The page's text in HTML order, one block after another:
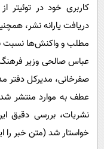
دریافت یارانه نشر،
مطلب و واکنش‌ها نسبت
عباس صالحی وزیر
صفرخانی، مدیرکل دفتر
عطف به موارد منتشر شده
نشریات، بررسی دقیق
خواستار شد (متن خبر را